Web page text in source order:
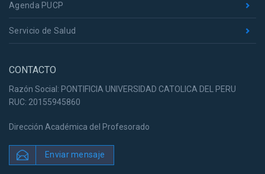
Agenda PUCP
Servicio de Salud
CONTACTO
Razón Social: PONTIFICIA UNIVERSIDAD CATOLICA DEL PERU
RUC: 20155945860
Dirección Académica del Profesorado
Enviar mensaje